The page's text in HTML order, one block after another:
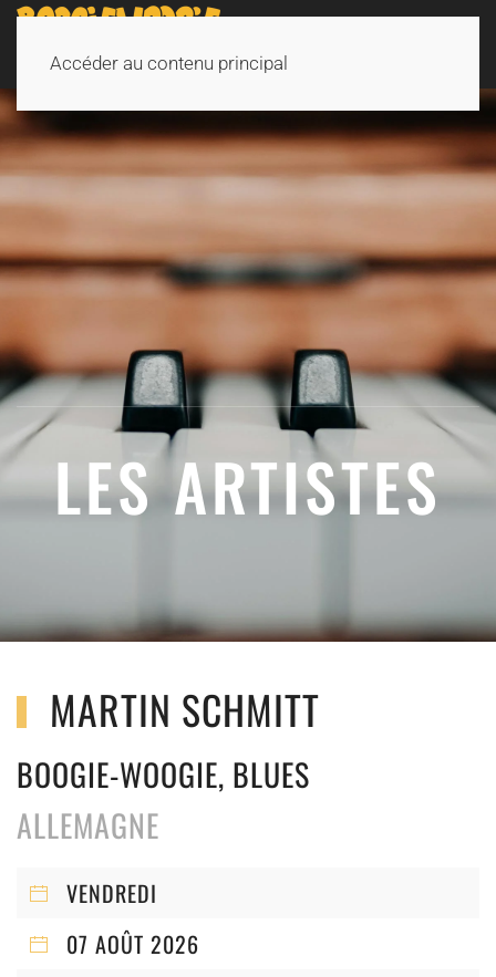
Accéder au contenu principal
LES ARTISTES
MARTIN SCHMITT
BOOGIE-WOOGIE, BLUES
ALLEMAGNE
VENDREDI
07 AOÛT 2026